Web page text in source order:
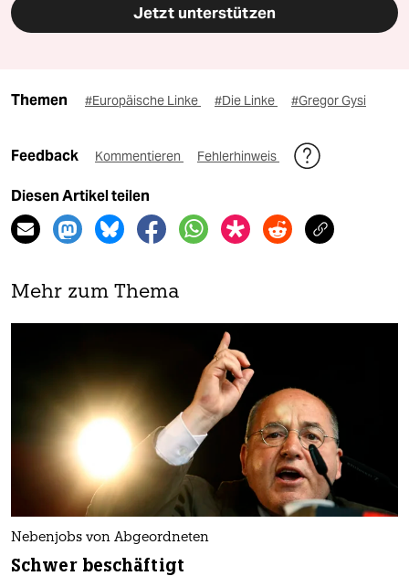
Jetzt unterstützen
Themen #Europäische Linke #Die Linke #Gregor Gysi
Feedback Kommentieren Fehlerhinweis
Diesen Artikel teilen
Mehr zum Thema
Nebenjobs von Abgeordneten
Schwer beschäftigt